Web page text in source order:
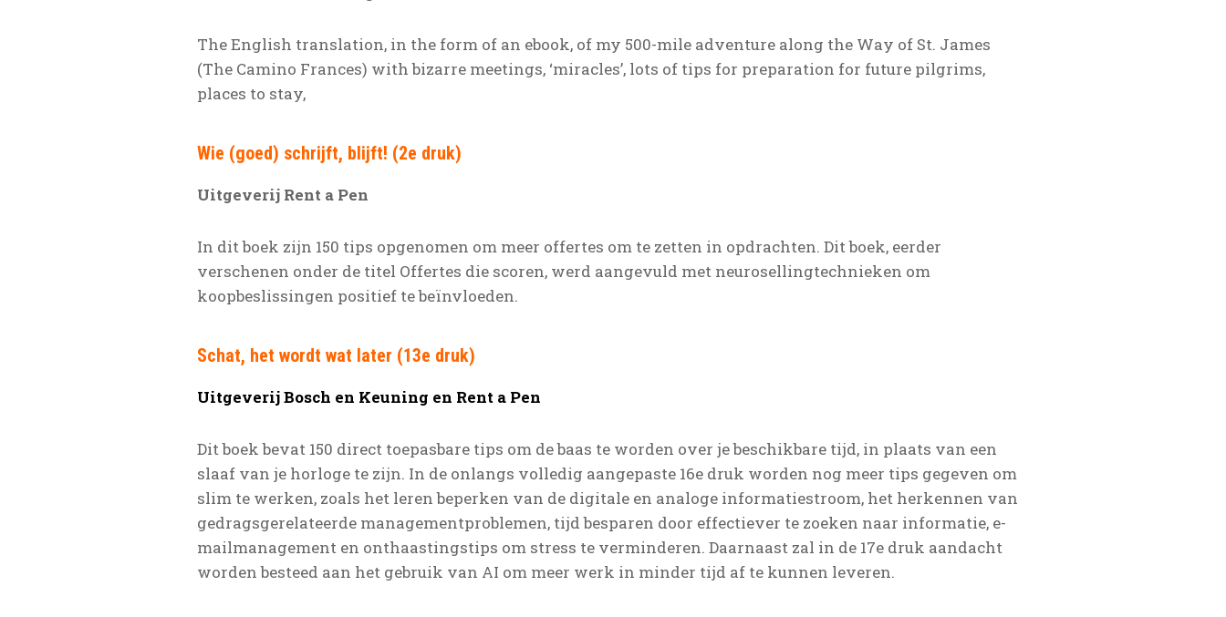
The English translation, in the form of an ebook, of my 500-mile adventure along the Way of St. James
(The Camino Frances) with bizarre meetings, ‘miracles’, lots of tips for preparation for future pilgrims,
places to stay,
Wie (goed) schrijft, blijft! (2e druk)
Uitgeverij Rent a Pen
In dit boek zijn 150 tips opgenomen om meer offertes om te zetten in opdrachten. Dit boek, eerder
verschenen onder de titel Offertes die scoren, werd aangevuld met neurosellingtechnieken om
koopbeslissingen positief te beïnvloeden.
Schat, het wordt wat later (13e druk)
Uitgeverij Bosch en Keuning en Rent a Pen
Dit boek bevat 150 direct toepasbare tips om de baas te worden over je beschikbare tijd, in plaats van een
slaaf van je horloge te zijn. In de onlangs volledig aangepaste 16e druk worden nog meer tips gegeven om
slim te werken, zoals het leren beperken van de digitale en analoge informatiestroom, het herkennen van
gedragsgerelateerde managementproblemen, tijd besparen door effectiever te zoeken naar informatie, e-
mailmanagement en onthaastingstips om stress te verminderen. Daarnaast zal in de 17e druk aandacht
worden besteed aan het gebruik van AI om meer werk in minder tijd af te kunnen leveren.